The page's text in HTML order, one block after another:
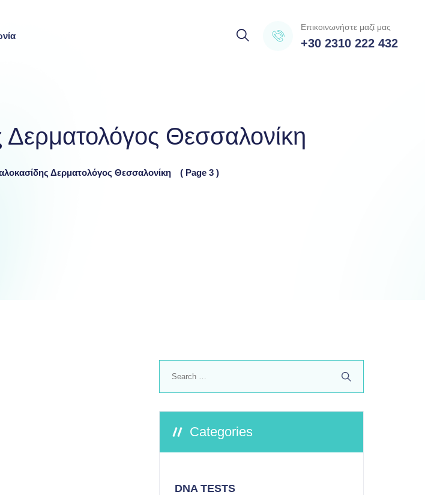
Επικοινωνήστε μαζί μας
+30 2310 222 432
Θεσσαλονίκη
Δερματολόγος Θεσσαλονίκη ( Page 3 )
Categories
DNA TESTS